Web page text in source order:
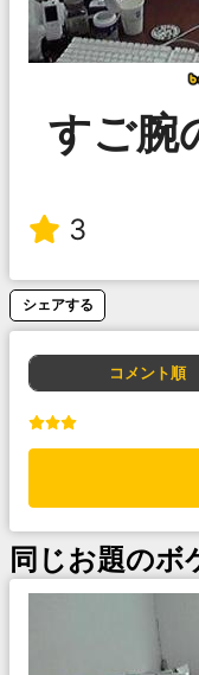
すご腕
3
シェアする
コメント順
同じお題のボ